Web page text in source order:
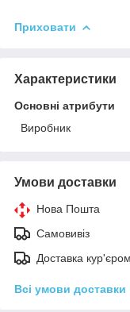
Приховати
Характеристики
Основні атрибути
Виробник
Умови доставки
Нова Пошта
Самовивіз
Доставка
Всі умови доставки